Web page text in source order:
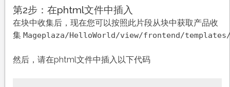
第2步：在phtml文件中插入
在块中收集后，现在您可以按照此片段从块中获取产品收
集 Mageplaza/HelloWorld/view/frontend/
然后，请在phtml文件中插入以下代码